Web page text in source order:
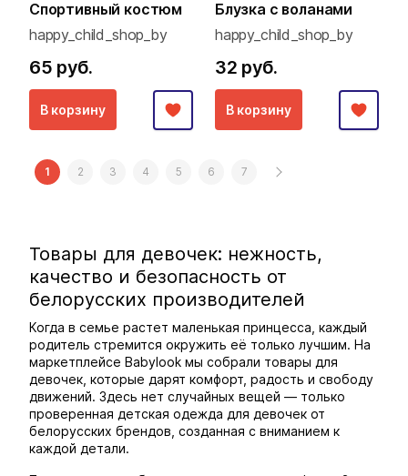
Спортивный костюм
happy_child_shop_by
65 руб.
В корзину
Блузка с воланами
happy_child_shop_by
32 руб.
В корзину
1 2 3 4 5 6 7
Товары для девочек: нежность,
качество и безопасность от
белорусских производителей
Когда в семье растет маленькая принцесса, каждый
родитель стремится окружить её только лучшим. На
маркетплейсе Babylook мы собрали товары для
девочек, которые дарят комфорт, радость и свободу
движений. Здесь нет случайных вещей — только
проверенная детская одежда для девочек от
белорусских брендов, созданная с вниманием к
каждой детали.